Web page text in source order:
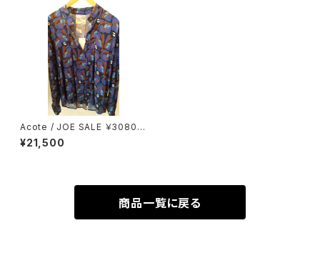
Acote / JOE SALE ￥30800
⇒￥21560
¥21,500
商品一覧に戻る